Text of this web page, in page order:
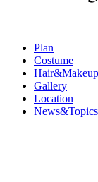
Plan
Costume
Hair&Makeup
Gallery
Location
News&Topics